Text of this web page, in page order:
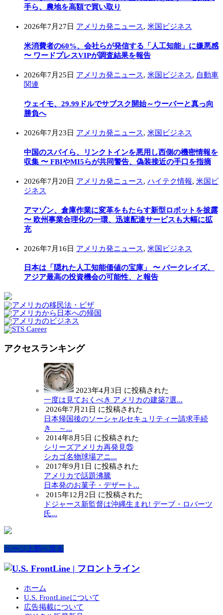
手ら、農地を高額で買い取り
2026年7月27日 アメリカ発ニュース, 米国ビジネス
米消費者の60%、会社らが発信する「人工知能」に嫌悪感
〜 ワードプレスVIPが調査結果を報告
2026年7月25日 アメリカ発ニュース, 米国ビジネス, 自動車
関連
ウェイモ、29.99ドルでサブスク開始～ウーバーと真っ向
勝負へ
2026年7月23日 アメリカ発ニュース, 米国ビジネス
中国のスパイら、リンクトインを悪用し西側の機密情報を
収集 〜 FBIやMI5らが共同警告、偽装接近の手口を指摘
2026年7月20日 アメリカ発ニュース, ハイテク情報, 米国ビ
ジネス
アマゾン、倉庫作業に変革をもたらす新型ロボットを披露
〜 欧州事業合理化の一環、迅速配達サービスも大幅に拡
充
2026年7月16日 アメリカ発ニュース, 米国ビジネス
日本は「隠れた人工知能価値の宝庫」 〜 バークレイズ、
アジア最高の投資機会の可能性、と報告
アクセスランキング
2023年4月3日 に投稿された
一度は見ておくべき アメリカの建築7選...
2026年7月21日 に投稿された
日本帰国後のソーシャルセキュリティー請求手続
き ～...
2014年8月5日 に投稿された
シリーズアメリカ再発見㉕
シカゴ名物球場アニ...
2017年9月1日 に投稿された
アメリカで話題沸騰
日本発のお菓子・デザート...
2015年12月2日 に投稿された
ドジャース新監督は沖縄生まれ! デーブ・ロバーツ
氏...
ページ上部へ戻る
ホーム
U.S. FrontLineについて
広告掲載について